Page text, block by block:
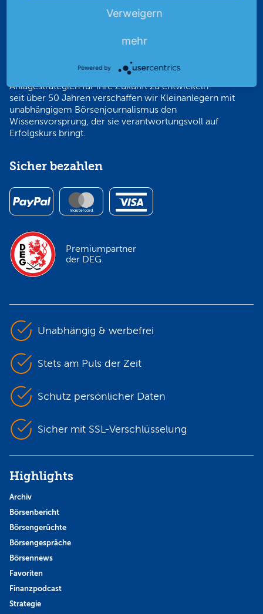
Immer einen Schritt voraus!
Um die wachsende soziale Ungleichheit und
Börsenfeuer über alle Altersgruppen hinweg
entfachen. Dazu befähigen wir Menschen, eigene
Anlagestrategien für ihre Zukunft zu entwickeln —
seit über 50 Jahren verschaffen wir Kleinanlegern mit
unabhängigem Börsenjournalismus den
Wissensvorsprung, der sie verantwortungsvoll auf
Erfolgskurs bringt.
Sicher bezahlen
Premiumpartner
der DEG
Unabhängig & werbefrei
Stets am Puls der Zeit
Schutz persönlicher Daten
Sicher mit SSL-Verschlüsselung
Highlights
Archiv
Börsenbericht
Börsengerüchte
Börsengespräche
Börsennews
Favoriten
Finanzpodcast
Strategie
Verweigern
mehr
Powered by